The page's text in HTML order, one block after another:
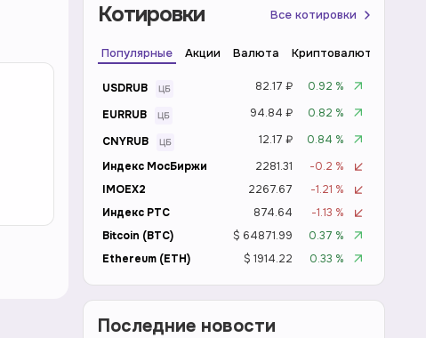
Котировки Все котировки
Популярные Акции Валюта Криптовалюта
USDRUB 82.17 ₽
0.92 %
EURRUB
94.84 ₽
0.82 %
CNYRUB
12.17 ₽
0.84 %
Индекс МосБиржи
2281.31
-0.2 %
IMOEX2
2267.67
-1.21 %
Индекс РТС
874.64
-1.13 %
Bitcoin (BTC)
$ 64871.99
0.37 %
Ethereum (ETH)
$ 1914.22 0.33 %
Последние новости